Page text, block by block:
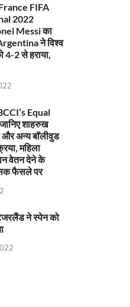
FIFA
2022
Messi का
ने विश्व
2 से हराया,
Equal
शाहरुख
और अन्य बॉलीवुड
महिला
वेतन देने के
फैसले पर
ने स्पेन को